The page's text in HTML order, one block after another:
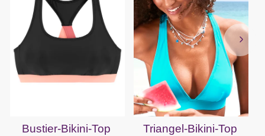
Bustier-Bikini-Top Triangel-Bikini-Top